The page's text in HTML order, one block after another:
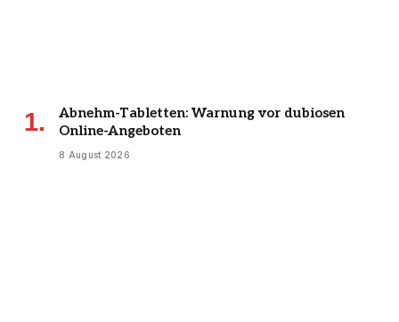
Abnehm-Tabletten: Warnung vor dubiosen
Online-Angeboten
8 August 2026